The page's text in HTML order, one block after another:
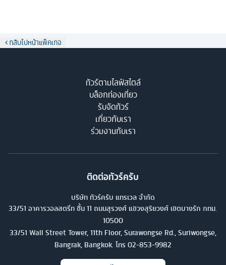
กลับไปหน้าแพ็คเกจ
ทัวร์ตามไลฟ์สไตล์
บล็อกท่องเที่ยว
รับจัดทัวร์
เกี่ยวกับเรา
ร่วมงานกับเรา
ติดต่อทัวร์ครับ
บริษัท ทัวร์ครับ แทรเวล จำกัด
33/51 อาคารวอลสตรีท ชั้น 11 ถนนสุรวงศ์ แขวงสุริยวงศ์ เขตบางรัก กทม.
10500
33/51 Wall Street Tower, 11th Floor, Surawongse Rd., Suriwongse,
Bangrak, Bangkok. โทร 02-853-9982